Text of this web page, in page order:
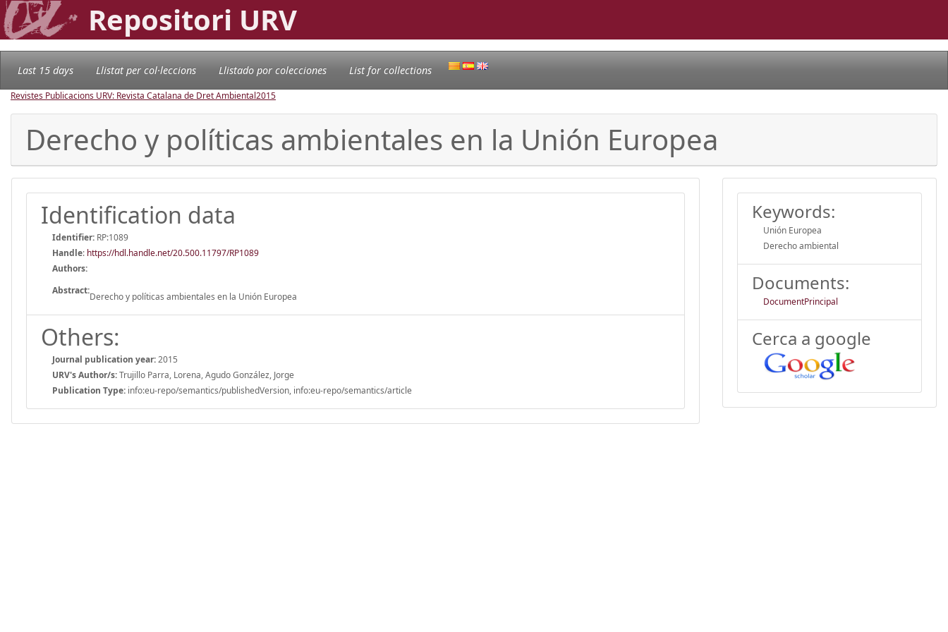
Repositori URV
Last 15 days Llistat per col·leccions Llistado por colecciones List for collections
Revistes Publicacions URV: Revista Catalana de Dret Ambiental2015
Derecho y políticas ambientales en la Unión Europea
Identification data
Identifier: RP:1089
Handle: https://hdl.handle.net/20.500.11797/RP1089
Authors:
Abstract:
Derecho y políticas ambientales en la Unión Europea
Others:
Journal publication year:2015
URV's Author/s:Trujillo Parra, Lorena, Agudo González, Jorge
Publication Type: info:eu-repo/semantics/publishedVersion, info:eu-repo/semantics/article
Keywords:
Unión Europea
Derecho ambiental
Documents:
DocumentPrincipal
Cerca a google